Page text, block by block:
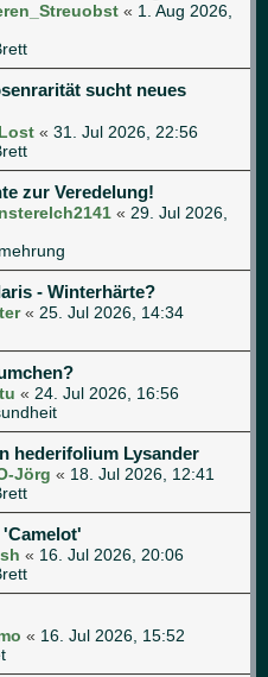
« 1. Aug 2026,
sucht neues
« 31. Jul 2026, 22:56
zur Veredelung!
« 29. Jul 2026,
- Winterhärte?
« 25. Jul 2026, 14:34
« 24. Jul 2026, 16:56
hederifolium Lysander
Jörg « 18. Jul 2026, 12:41
« 16. Jul 2026, 20:06
« 16. Jul 2026, 15:52